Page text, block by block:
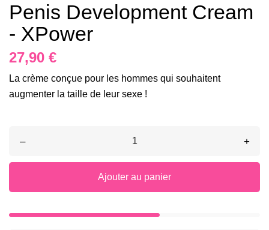
Penis Development Cream
- XPower
27,90 €
La crème conçue pour les hommes qui souhaitent
augmenter la taille de leur sexe !
– +
Ajouter au panier